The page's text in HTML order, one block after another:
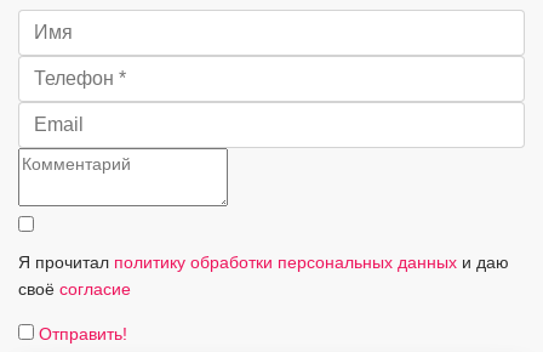
Я прочитал политику обработки персональных данных и даю
своё согласие
Отправить!